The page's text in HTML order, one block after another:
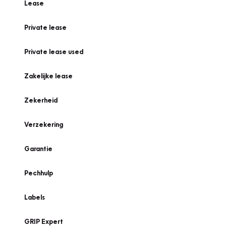
Lease
Private lease
Private lease used
Zakelijke lease
Zekerheid
Verzekering
Garantie
Pechhulp
Labels
GRIP Expert